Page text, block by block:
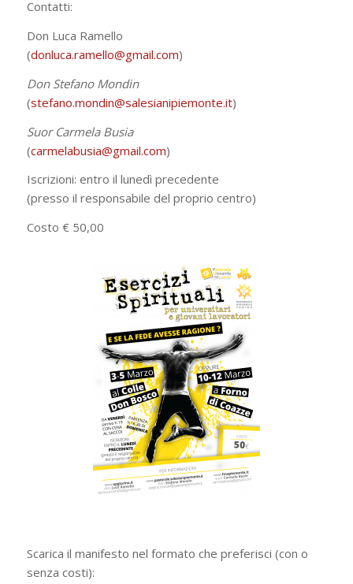
Contatti:
Don Luca Ramello
(donluca.ramello@gmail.com)
Don Stefano Mondin
(stefano.mondin@salesianipiemonte.it)
Suor Carmela Busia
(carmelabusia@gmail.com)
Iscrizioni: entro il lunedì precedente
(presso il responsabile del proprio centro)
Costo € 50,00
Scarica il manifesto nel formato che preferisci (con o
senza costi):